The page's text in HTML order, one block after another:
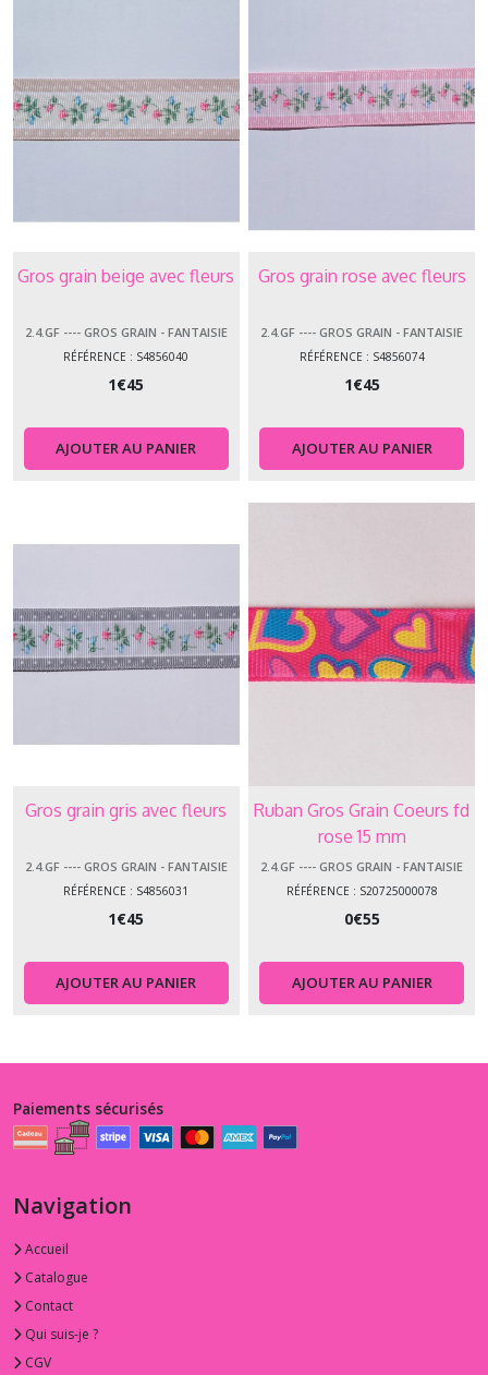
Gros grain beige avec fleurs
2.4.GF ---- GROS GRAIN - FANTAISIE
RÉFÉRENCE : S4856040
1€45
AJOUTER AU PANIER
Gros grain rose avec fleurs
2.4.GF ---- GROS GRAIN - FANTAISIE
RÉFÉRENCE : S4856074
1€45
AJOUTER AU PANIER
Gros grain gris avec fleurs
2.4.GF ---- GROS GRAIN - FANTAISIE
RÉFÉRENCE : S4856031
1€45
AJOUTER AU PANIER
Ruban Gros Grain Coeurs fd
rose 15 mm
2.4.GF ---- GROS GRAIN - FANTAISIE
RÉFÉRENCE : S20725000078
0€55
AJOUTER AU PANIER
Paiements sécurisés
Navigation
Accueil
Catalogue
Contact
Qui suis-je ?
CGV